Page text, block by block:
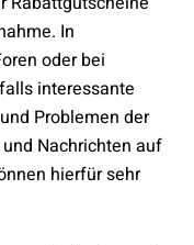
In
oder bei
interessante
Problemen der
Nachrichten auf
hierfür sehr